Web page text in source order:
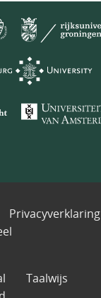
Privacyverklaring
Taalwijs